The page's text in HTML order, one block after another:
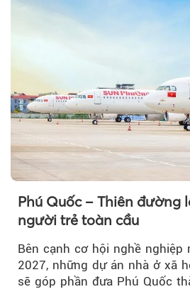
Phú Quốc – Thiên đường
người trẻ toàn cầu
Bên cạnh cơ hội nghề nghiệp
2027, những dự án nhà ở xã
sẽ góp phần đưa Phú Quốc